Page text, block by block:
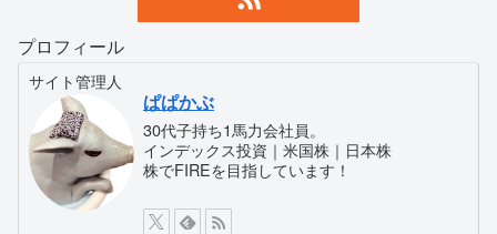
プロフィール
サイト管理人
ぱぱかぶ
30代子持ち1馬力会社員。
インデックス投資｜米国株｜日本株
株でFIREを目指しています！